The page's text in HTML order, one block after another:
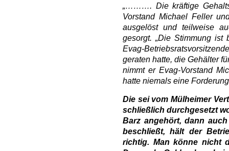
„………. Die kräftige
Vorstand Michael Feller
ausgelöst und teilweise
gesorgt. „Die Stimmung ist
Evag-
geraten hatte, die Gehälter
nimmt er Evag-Vorstand
hatte niemals eine
Die sei vom Mülheimer
schließlich durchgesetzt
Barz angehört, dann
beschließt, hält der
richtig. Man könne nicht